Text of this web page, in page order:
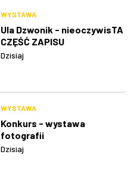
WYSTAWA
Ula Dzwonik - nieoczywisTA
CZĘŚĆ ZAPISU
Dzisiaj
WYSTAWA
Konkurs - wystawa
fotografii
Dzisiaj